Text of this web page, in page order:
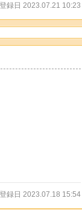
登録日 2023.07.21 10:23
登録日 2023.07.18 15:54